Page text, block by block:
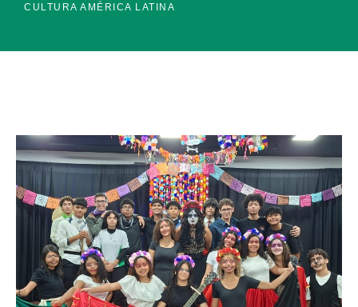
CULTURA AMÉRICA LATINA